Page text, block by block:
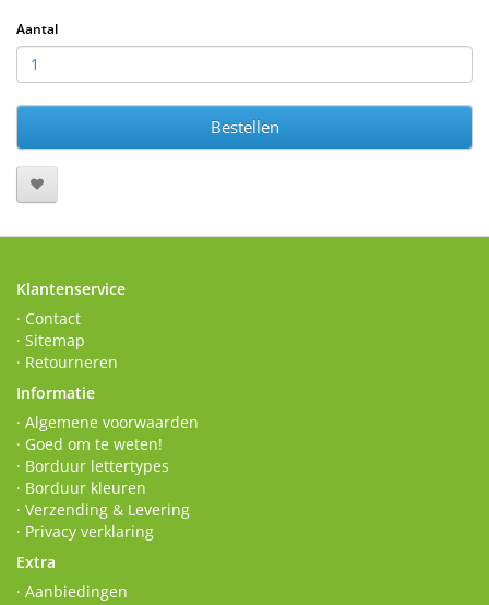
Aantal
Bestellen
Klantenservice
· Contact
· Sitemap
· Retourneren
Informatie
· Algemene voorwaarden
· Goed om te weten!
· Borduur lettertypes
· Borduur kleuren
· Verzending & Levering
· Privacy verklaring
Extra
· Aanbiedingen